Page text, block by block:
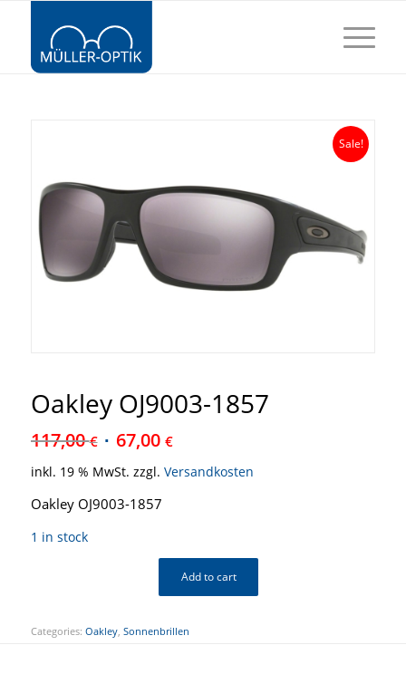
Sale!
Oakley OJ9003-1857
117,00€ 67,00 €
inkl. 19 % MwSt. zzgl. Versandkosten
Oakley OJ9003-1857
1 in stock
Add to cart
Categories: Oakley, Sonnenbrillen